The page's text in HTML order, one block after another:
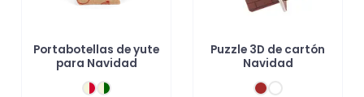
Portabotellas de yute
para Navidad
Puzzle 3D de cartón
Navidad